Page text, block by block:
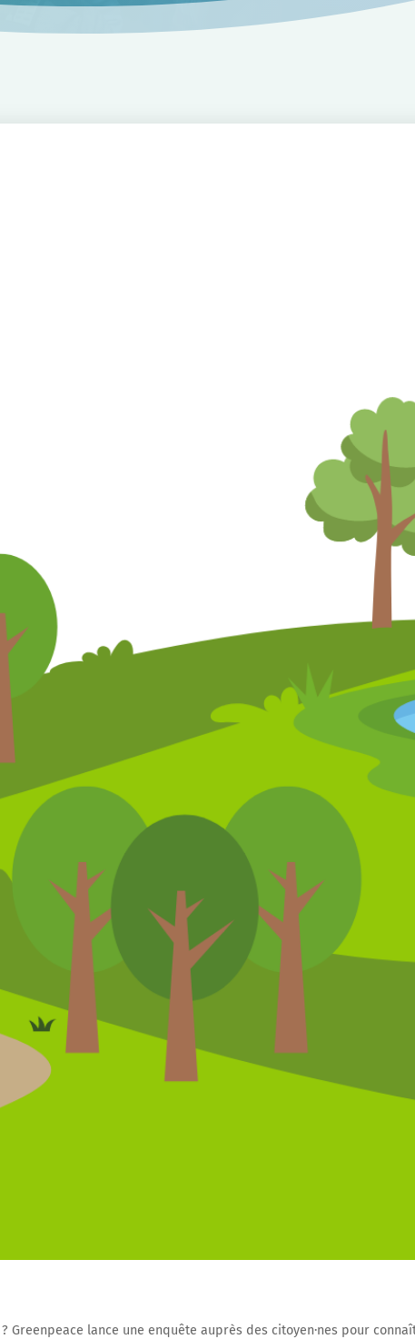
lance une enquête auprès des citoyen·nes pour